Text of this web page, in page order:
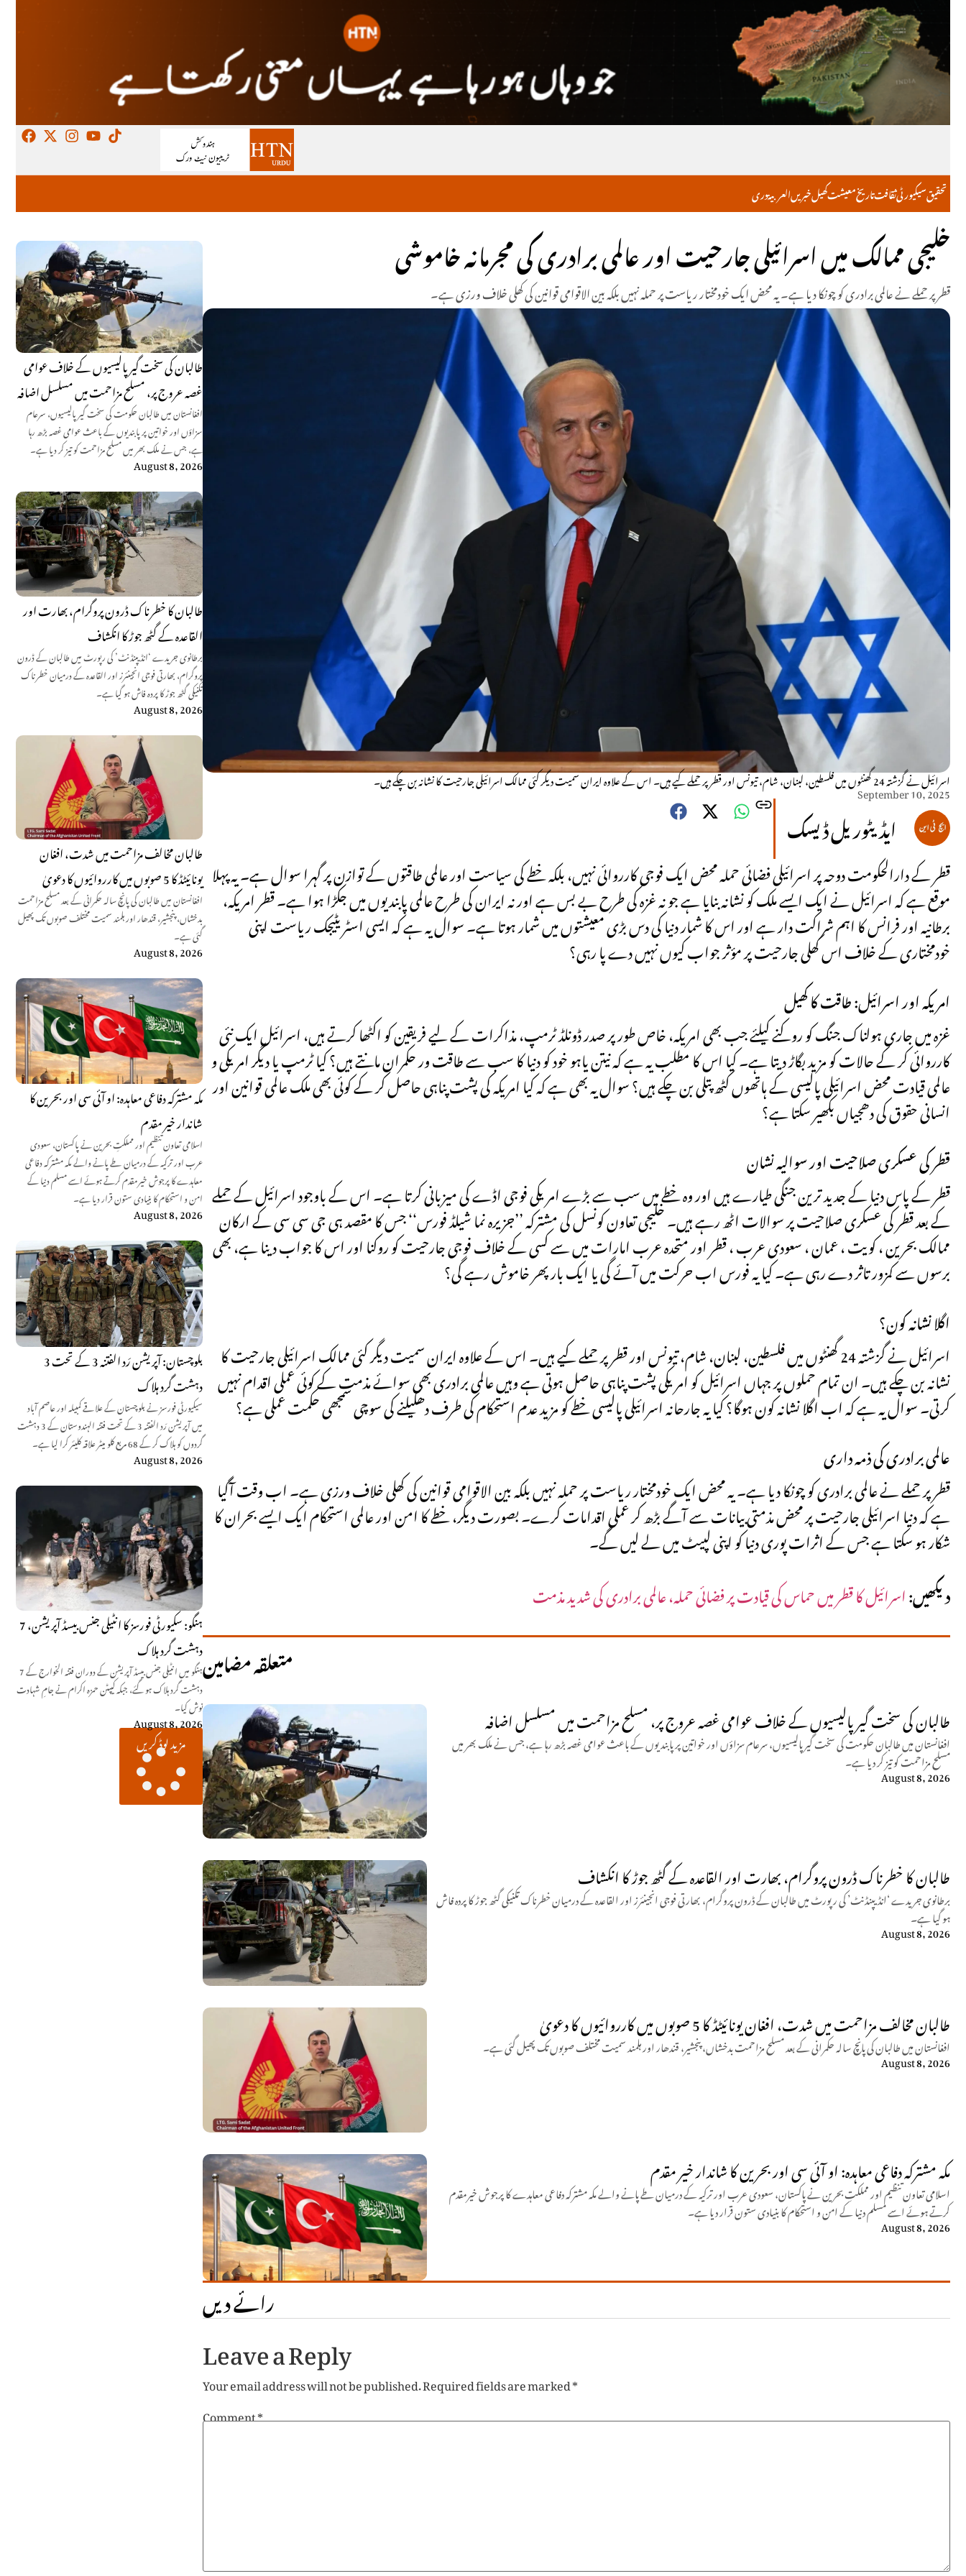
خبریںکھیلمعیشتتاریخثقافتسیکیورٹیتحقیق دریالعربية
طالبان کی سخت گیر پالیسیوں کے خلاف عوامی
غصہ عروج پر، مسلح مزاحمت میں مسلسل اضافہ
افغانستان میں طالبان حکومت کی سخت گیر پالیسیوں، سرعام
سزاؤں اور خواتین پر پابندیوں کے باعث عوامی غصہ بڑھ رہا
ہے، جس نے ملک بھر میں مسلح مزاحمت کو تیز کر دیا ہے۔
August 8, 2026
طالبان کا خطرناک ڈرون پروگرام، بھارت اور
القاعدہ کے گٹھ جوڑ کا انکشاف
برطانوی جریدے ‘انڈیپنڈنٹ’ کی رپورٹ میں طالبان کے ڈرون
پروگرام، بھارتی فوجی انجینئرز اور القاعدہ کے درمیان خطرناک
تکنیکی گٹھ جوڑ کا پردہ فاش ہو گیا ہے۔
August 8, 2026
طالبان مخالف مزاحمت میں شدت، افغان
یونائیٹڈ کا 5 صوبوں میں کارروائیوں کا دعویٰ
افغانستان میں طالبان کی پانچ سالہ حکمرانی کے بعد مسلح مزاحمت
بدخشاں، پنجشیر، قندھار اور ہلمند سمیت مختلف صوبوں تک پھیل
گئی ہے۔
August 8, 2026
مکہ مشترکہ دفاعی معاہدہ: او آئی سی اور بحرین کا
شاندار خیر مقدم
اسلامی تعاون تنظیم اور مملکتِ بحرین نے پاکستان، سعودی
عرب اور ترکیہ کے درمیان طے پانے والے مکہ مشترکہ دفاعی
معاہدے کا پرجوش خیرمقدم کرتے ہوئے اسے مسلم دنیا کے
امن و استحکام کا بنیادی ستون قرار دیا ہے۔
August 8, 2026
بلوچستان: آپریشن رَد الفتنہ 3 کے تحت 3
دہشت گرد ہلاک
سیکیورٹی فورسز نے بلوچستان کے علاقے کمبیلہ اور عاصم آباد
میں آپریشن رَد الفتنہ 3 کے تحت فتنہ الہندوستان کے 3 دہشت
گردوں کو ہلاک کر کے 68 مربع کلو میٹر علاقہ کلیئر کرا لیا ہے۔
August 8, 2026
ہنگو: سکیورٹی فورسز کا انٹیلی جنس بیسڈ آپریشن، 7
دہشت گرد ہلاک
ہنگو میں انٹیلی جنس بیسڈ آپریشن کے دوران فتنہ الخوارج کے 7
دہشت گرد ہلاک ہو گئے، جبکہ کیپٹن حمزہ اکرام نے جامِ شہادت
نوش کیا۔
August 8, 2026
مزید لوڈ کریں
خلیجی ممالک میں اسرائیلی جارحیت اور عالمی برادری کی مجرمانہ خاموشی
قطر پر حملے نے عالمی برادری کو چونکا دیا ہے۔ یہ محض ایک خودمختار ریاست پر حملہ نہیں بلکہ بین الاقوامی قوانین کی کھلی خلاف ورزی ہے۔
اسرائیل نے گزشتہ 24 گھنٹوں میں فلسطین، لبنان، شام، تیونس اور قطر پر حملے کیے ہیں۔ اس کے علاوہ ایران سمیت دیگر کئی ممالک اسرائیلی جارحیت کا نشانہ بن چکے ہیں۔
September 10, 2025
ایڈیٹوریل ڈیسک
قطر کے دارالحکومت دوحہ پر اسرائیلی فضائی حملہ محض ایک فوجی کارروائی نہیں، بلکہ خطے کی سیاست اور عالمی طاقتوں کے توازن پر گہرا سوال ہے۔ یہ پہلا
موقع ہے کہ اسرائیل نے ایک ایسے ملک کو نشانہ بنایا ہے جو نہ غزہ کی طرح بے بس ہے اور نہ ایران کی طرح عالمی پابندیوں میں جکڑا ہوا ہے۔ قطر امریکہ،
برطانیہ اور فرانس کا اہم شراکت دار ہے اور اس کا شمار دنیا کی دس بڑی معیشتوں میں شمار ہوتا ہے۔ سوال یہ ہے کہ ایسی اسٹریٹیجک ریاست اپنی
خودمختاری کے خلاف اس کھلی جارحیت پر مؤثر جواب کیوں نہیں دے پا رہی؟
امریکہ اور اسرائیل: طاقت کا کھیل
غزہ میں جاری ہولناک جنگ کو روکنے کیلئے جب بھی امریکہ، خاص طور پر صدر ڈونلڈ ٹرمپ، مذاکرات کے لیے فریقین کو اکٹھا کرتے ہیں، اسرائیل ایک نئی
کارروائی کر کے حالات کو مزید بگاڑ دیتا ہے۔ کیا اس کا مطلب یہ ہے کہ نیتن یاہو خود کو دنیا کا سب سے طاقت ور حکمران مانتے ہیں؟ کیا ٹرمپ یا دیگر امریکی و
عالمی قیادت محض اسرائیلی پالیسی کے ہاتھوں کٹھ پتلی بن چکے ہیں؟ سوال یہ بھی ہے کہ کیا امریکہ کی پشت پناہی حاصل کر کے کوئی بھی ملک عالمی قوانین اور
انسانی حقوق کی دھجیاں بکھیر سکتا ہے؟
قطر کی عسکری صلاحیت اور سوالیہ نشان
قطر کے پاس دنیا کے جدید ترین جنگی طیارے ہیں اور وہ خطے میں سب سے بڑے امریکی فوجی اڈے کی میزبانی کرتا ہے۔ اس کے باوجود اسرائیل کے حملے
کے بعد قطر کی عسکری صلاحیت پر سوالات اٹھ رہے ہیں۔ خلیجی تعاون کونسل کی مشترکہ ’’جزیرہ نما شیلڈ فورس‘‘ جس کا مقصد ہی جی سی سی کے ارکان
ممالک بحرین ، کویت ، عمان ، سعودی عرب ، قطر اور متحدہ عرب امارات میں سے کسی کے خلاف فوجی جارحیت کو روکنا اور اس کا جواب دینا ہے، بھی
برسوں سے کمزور تاثر دے رہی ہے۔ کیا یہ فورس اب حرکت میں آئے گی یا ایک بار پھر خاموش رہے گی؟
اگلا نشانہ کون؟
اسرائیل نے گزشتہ 24 گھنٹوں میں فلسطین، لبنان، شام، تیونس اور قطر پر حملے کیے ہیں۔ اس کے علاوہ ایران سمیت دیگر کئی ممالک اسرائیلی جارحیت کا
نشانہ بن چکے ہیں۔ ان تمام حملوں پر جہاں اسرائیل کو امریکی پشت پناہی حاصل ہوتی ہے وہیں عالمی برادری بھی سوائے مذمت کے کوئی عملی اقدام نہیں
کرتی۔ سوال یہ ہے کہ اب اگلا نشانہ کون ہوگا؟ کیا یہ جارحانہ اسرائیلی پالیسی خطے کو مزید عدم استحکام کی طرف دھکیلنے کی سوچی سمجھی حکمت عملی ہے؟
عالمی برادری کی ذمہ داری
قطر پر حملے نے عالمی برادری کو چونکا دیا ہے۔ یہ محض ایک خودمختار ریاست پر حملہ نہیں بلکہ بین الاقوامی قوانین کی کھلی خلاف ورزی ہے۔ اب وقت آگیا
ہے کہ دنیا اسرائیلی جارحیت پر محض مذمتی بیانات سے آگے بڑھ کر عملی اقدامات کرے۔ بصورت دیگر، خطے کا امن اور عالمی استحکام ایک ایسے بحران کا
شکار ہو سکتا ہے جس کے اثرات پوری دنیا کو اپنی لپیٹ میں لے لیں گے۔
دیکھیں:اسرائیل کا قطر میں حماس کی قیادت پر فضائی حملہ، عالمی برادری کی شدید مذمت
متعلقہ مضامین
طالبان کی سخت گیر پالیسیوں کے خلاف عوامی غصہ عروج پر، مسلح مزاحمت میں مسلسل اضافہ
افغانستان میں طالبان حکومت کی سخت گیر پالیسیوں، سرعام سزاؤں اور خواتین پر پابندیوں کے باعث عوامی غصہ بڑھ رہا ہے، جس نے ملک بھر میں
مسلح مزاحمت کو تیز کر دیا ہے۔
August 8, 2026
طالبان کا خطرناک ڈرون پروگرام، بھارت اور القاعدہ کے گٹھ جوڑ کا انکشاف
برطانوی جریدے ‘انڈیپنڈنٹ’ کی رپورٹ میں طالبان کے ڈرون پروگرام، بھارتی فوجی انجینئرز اور القاعدہ کے درمیان خطرناک تکنیکی گٹھ جوڑ کا پردہ فاش
ہو گیا ہے۔
August 8, 2026
طالبان مخالف مزاحمت میں شدت، افغان یونائیٹڈ کا 5 صوبوں میں کارروائیوں کا دعویٰ
افغانستان میں طالبان کی پانچ سالہ حکمرانی کے بعد مسلح مزاحمت بدخشاں، پنجشیر، قندھار اور ہلمند سمیت مختلف صوبوں تک پھیل گئی ہے۔
August 8, 2026
مکہ مشترکہ دفاعی معاہدہ: او آئی سی اور بحرین کا شاندار خیر مقدم
اسلامی تعاون تنظیم اور مملکتِ بحرین نے پاکستان، سعودی عرب اور ترکیہ کے درمیان طے پانے والے مکہ مشترکہ دفاعی معاہدے کا پرجوش خیرمقدم
کرتے ہوئے اسے مسلم دنیا کے امن و استحکام کا بنیادی ستون قرار دیا ہے۔
August 8, 2026
رائے دیں
Leave a Reply
Your email address will not be published.Required fields are marked*
Comment*